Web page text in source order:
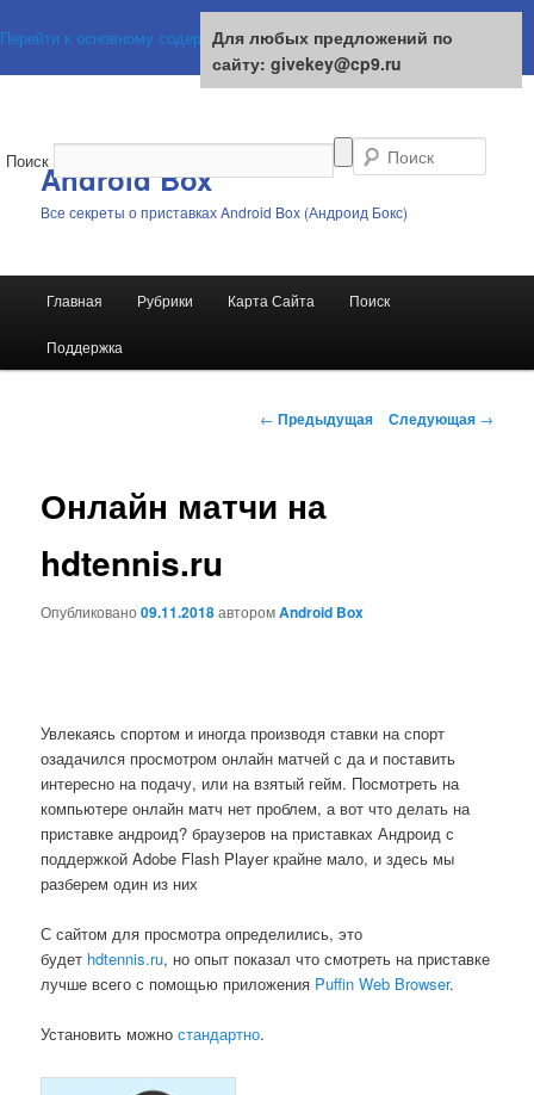
Перейти к основному содержимому
Android Box
Все секреты о приставках Android Box (Андроид Бокс)
Поиск
Главная Рубрики Карта Сайта Поиск
Поддержка
Навигация
← Предыдущая Следующая →
Онлайн матчи на
hdtennis.ru
Опубликовано09.11.2018авторомAndroid Box
Увлекаясь спортом и иногда производя ставки на спорт
озадачился просмотром онлайн матчей с да и поставить
интересно на подачу, или на взятый гейм. Посмотреть на
компьютере онлайн матч нет проблем, а вот что делать на
приставке андроид? браузеров на приставках Андроид с
поддержкой Adobe Flash Player крайне мало, и здесь мы
разберем один из них
С сайтом для просмотра определились, это
будет hdtennis.ru, но опыт показал что смотреть на приставке
лучше всего с помощью приложения Puffin Web Browser.
Установить можностандартно.
Для любых предложений по
сайту: givekey@cp9.ru
Для любых предложений по
сайту: givekey@cp9.ru